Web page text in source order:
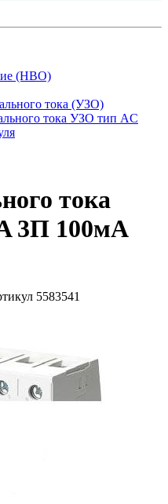
(НВО)
тока (УЗО)
тока УЗО тип AC
тока
3П 100мА
5583541